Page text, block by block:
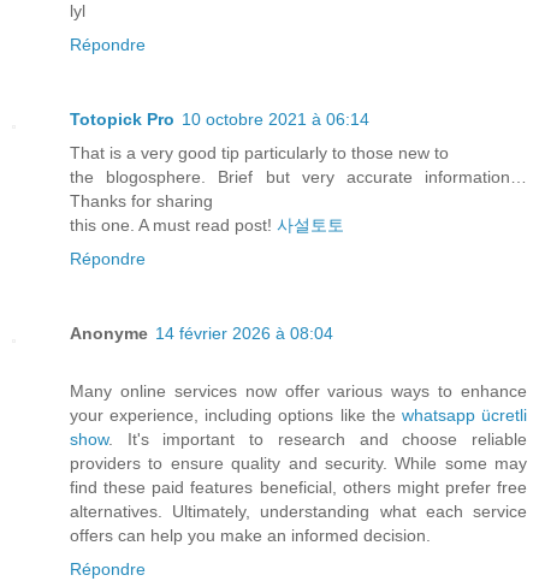
lyl
Répondre
Totopick Pro 10 octobre 2021 à 06:14
That is a very good tip particularly to those new to
the blogosphere. Brief but very accurate information…
Thanks for sharing
this one. A must read post! 사설토토
Répondre
Anonyme 14 février 2026 à 08:04
Many online services now offer various ways to enhance
your experience, including options like the whatsapp ücretli
show. It's important to research and choose reliable
providers to ensure quality and security. While some may
find these paid features beneficial, others might prefer free
alternatives. Ultimately, understanding what each service
offers can help you make an informed decision.
Répondre